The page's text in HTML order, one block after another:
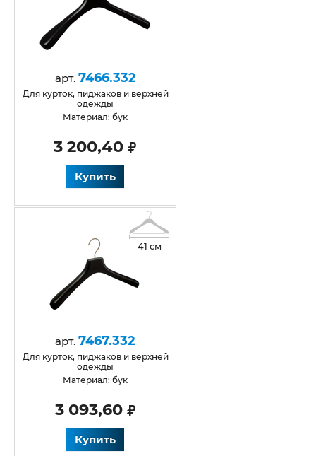
арт. 7466.332
для курток, пиджаков и верхней
одежды
Материал: бук
3 200,40
Купить
41 см
арт. 7467.332
для курток, пиджаков и верхней
одежды
Материал: бук
3 093,60
Купить